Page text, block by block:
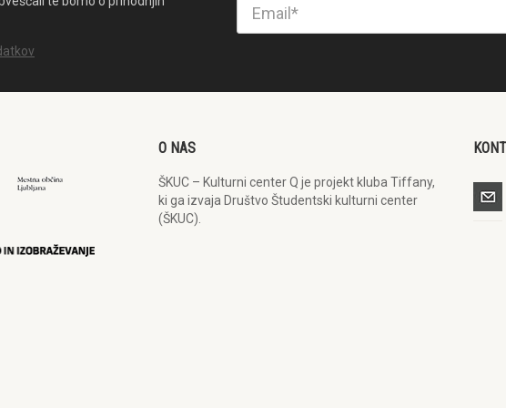
O NAS
ŠKUC – Kulturni center Q je projekt kluba Tiffany,
ki ga izvaja Društvo Študentski kulturni center
(ŠKUC).